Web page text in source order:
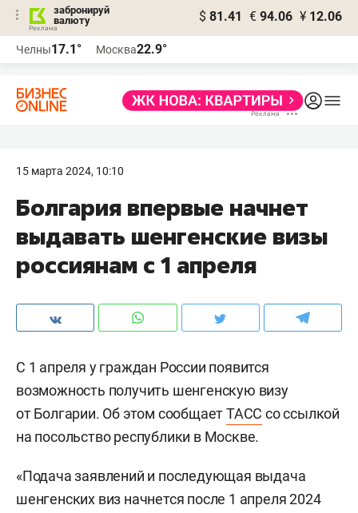
забронируй
валюту
$ 81.41 € 94.06 ¥ 12.06
Челны17.1° Москва22.9°
15 марта 2024, 10:10
Болгария впервые начнет
выдавать шенгенские визы
россиянам с 1 апреля
С 1 апреля у граждан России появится
возможность получить шенгенскую визу
от Болгарии. Об этом сообщаетТАСС со ссылкой
на посольство республики в Москве.
«Подача заявлений и последующая выдача
шенгенских виз начнется после 1 апреля 2024